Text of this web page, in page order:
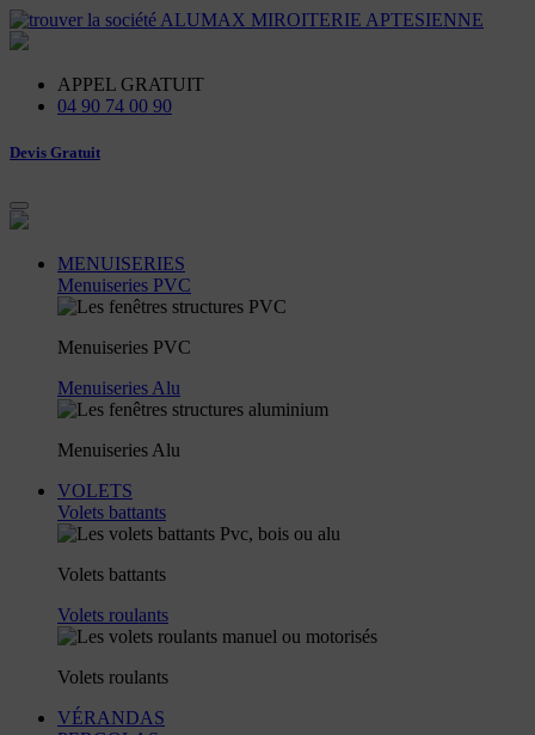
APPEL GRATUIT
04 90 74 00 90
Devis Gratuit
MENUISERIES
Menuiseries PVC
Menuiseries PVC
Menuiseries Alu
Menuiseries Alu
VOLETS
Volets battants
Volets battants
Volets roulants
Volets roulants
VÉRANDAS